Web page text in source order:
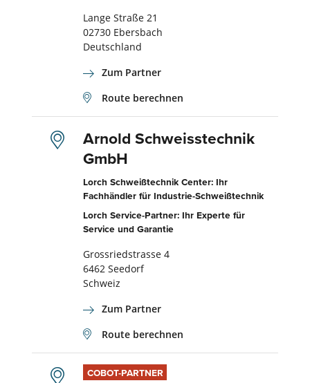
Lange Straße 21
02730 Ebersbach
Deutschland
Zum Partner
Route berechnen
Arnold Schweisstechnik
GmbH
Lorch Schweißtechnik Center: Ihr
Fachhändler für Industrie-Schweißtechnik
Lorch Service-Partner: Ihr Experte für
Service und Garantie
Grossriedstrasse 4
6462 Seedorf
Schweiz
Zum Partner
Route berechnen
COBOT-PARTNER